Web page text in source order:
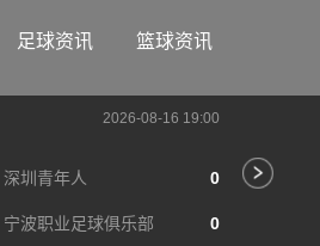
足球资讯 篮球资讯
2026-08-16 19:00
深圳青年人 0
宁波职业足球俱乐部 0